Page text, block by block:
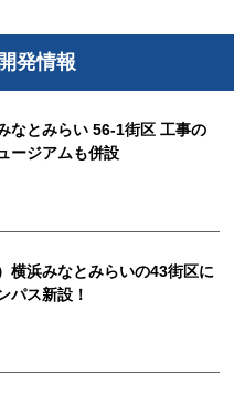
発情報
なとみらい 56-1街区 工事の
ージアムも併設
横浜みなとみらいの43街区に
パス新設！